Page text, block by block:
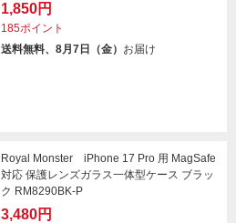
1,850円
185ポイント
送料無料、8月7日（金） お届け
Royal Monster iPhone 17 Pro 用 MagSafe
対応 保護レンズガラス一体型ケース ブラッ
ク RM8290BK-P
3,480円